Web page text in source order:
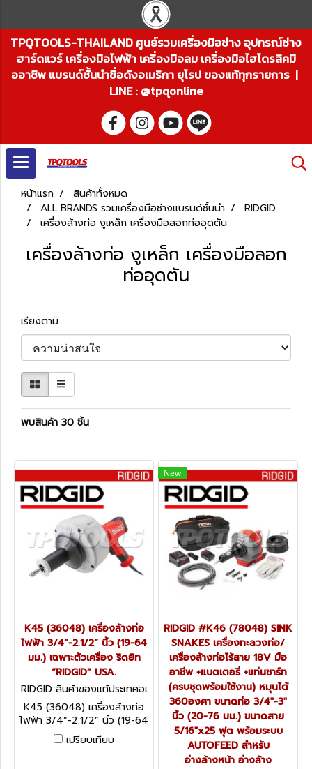
TPQTOOLS-THAILAND ศูนย์รวมเครื่องมือช่าง อุปกรณ์ช่าง
ฮาร์ดแวร์ เครื่องมือไฟฟ้า เครื่องมือลม เครื่องมือไฮโดรลิคมื
ออาชีพ แบรนด์ชั้นนำชื่อดังอเมริกา ยุโรป ของแท้ทุกรายการ |
LINE : @tpqonline
หน้าแรก
สินค้าทั้งหมด
ALL BRANDS รวมเครื่องมือช่างแบรนด์ชั้นนำ
RIDGID
เครื่องล้างท่อ งูเหล็ก เครื่องมือลอกท่ออุดตัน
เครื่องล้างท่อ งูเหล็ก เครื่องมือลอก
ท่ออุดตัน
เรียงตาม
พบสินค้า 30 ชิ้น
K45 (36048) เครื่องล้างท่อ
ไฟฟ้า 3/4”-2.1/2” นิ้ว (19-64
มม.) เฉพาะตัวเครื่อง ริดยิท
“RIDGID” USA.
RIDGID สินค้าของแท้ประเทศอเ
มริกา K45 (36048)
K45 (36048) เครื่องล้างท่อ
ไฟฟ้า 3/4”-2.1/2” นิ้ว (19-64
มม.) เฉพาะตัวเครื่อง ริดยิท
“RIDGID” USA.
เปรียบเทียบ
New
RIDGID #K46 (78048) SINK
SNAKES เครื่องทะลวงท่อ/
เครื่องล้างท่อไร้สาย 18V มือ
อาชีพ +แบตเตอรี่ +แท่นชาร์ท
(ครบชุดพร้อมใช้งาน) หมุนได้
360องศา ขนาดท่อ 3/4"-3"
นิ้ว (20-76 มม.) ขนาดสาย
5/16"x25 ฟุต พร้อมระบบ
AUTOFEED สำหรับ
อ่างล้างหน้า อ่างล้าง